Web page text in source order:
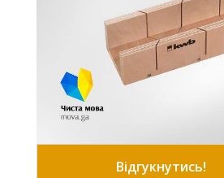
Відгукнутись!